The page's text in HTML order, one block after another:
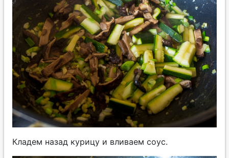
Кладем назад курицу и вливаем соус.